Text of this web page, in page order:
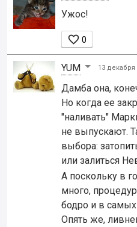
Ужос!
 0
YUM 13 декабря
Дамба она,
Но когда ее
"наливать"
не выпускают.
выбора:
или залиться
А поскольку в
много,
бодро и в
Опять же,